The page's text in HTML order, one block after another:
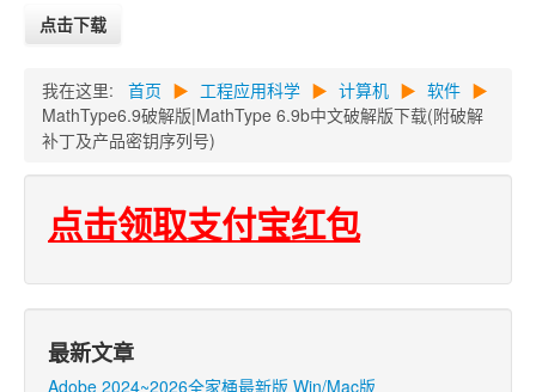
点击下载
我在这里: 首页 ▶ 工程应用科学 ▶ 计算机 ▶ 软件 ▶
MathType6.9破解版|MathType 6.9b中文破解版下载(附破解
补丁及产品密钥序列号)
点击领取支付宝红包
最新文章
Adobe 2024~2026全家桶最新版 Win/Mac版